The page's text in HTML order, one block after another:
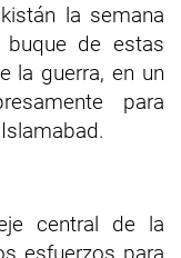
la semana
de estas
la guerra, en un
para
central de la
esfuerzos para